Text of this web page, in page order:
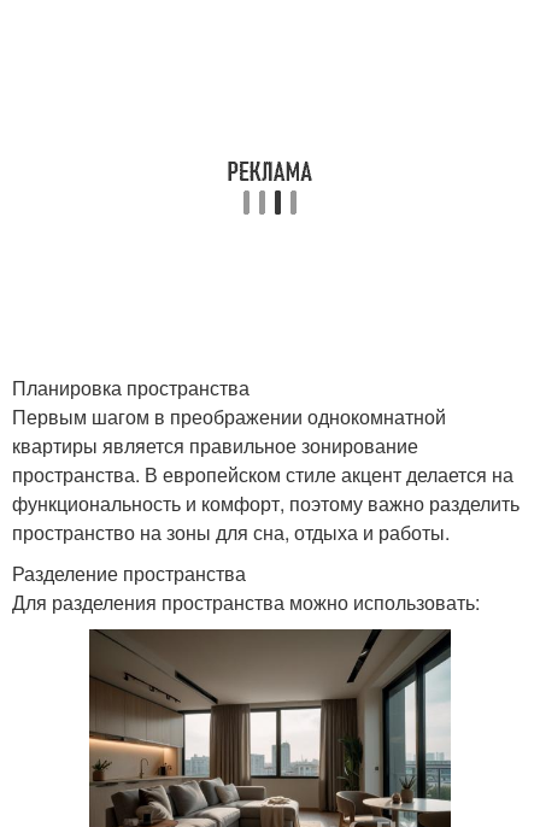
Планировка пространства
Первым шагом в преображении однокомнатной
квартиры является правильное зонирование
пространства. В европейском стиле акцент делается на
функциональность и комфорт, поэтому важно разделить
пространство на зоны для сна, отдыха и работы.
Разделение пространства
Для разделения пространства можно использовать: